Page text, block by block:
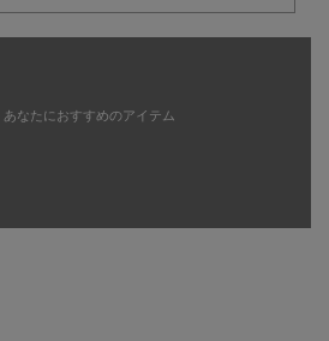
あなたにおすすめのアイテム